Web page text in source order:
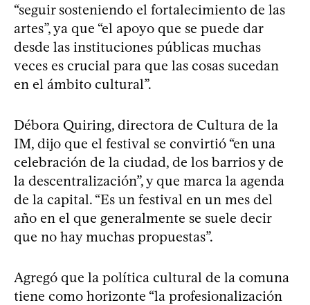
“seguir sosteniendo el fortalecimiento de las
artes”, ya que “el apoyo que se puede dar
desde las instituciones públicas muchas
veces es crucial para que las cosas sucedan
en el ámbito cultural”.
Débora Quiring, directora de Cultura de la
IM, dijo que el festival se convirtió “en una
celebración de la ciudad, de los barrios y de
la descentralización”, y que marca la agenda
de la capital. “Es un festival en un mes del
año en el que generalmente se suele decir
que no hay muchas propuestas”.
Agregó que la política cultural de la comuna
tiene como horizonte “la profesionalización